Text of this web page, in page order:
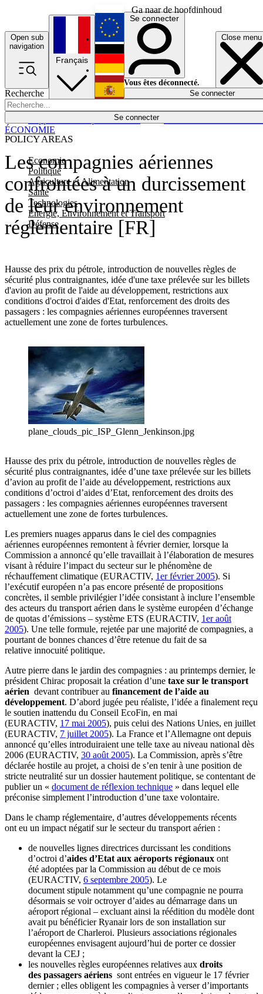
Ga naar de hoofdinhoud
Open sub
navigation
Close menu
Recherche
Se connecter
POLICY AREAS
Economie
Politique
Agriculture et Alimentation
Santé
Technologies
Energie, Environnement et Transport
Défense
Économie
Français
English
Deutsch
Español
Se connecter
Vous êtes déconnecté.
Se connecter
Les compagnies aériennes
confrontées à un durcissement
de leur environnement
réglementaire [FR]
Hausse des prix du pétrole, introduction de nouvelles règles de
sécurité plus contraignantes, idée d'une taxe prélevée sur les billets
d'avion au profit de l'aide au développement, restrictions aux
conditions d'octroi d'aides d'Etat, renforcement des droits des
passagers : les compagnies aériennes européennes traversent
actuellement une zone de fortes turbulences.
ÉCONOMIE
plane_clouds_pic_ISP_Glenn_Jenkinson.jpg
Hausse des prix du pétrole, introduction de nouvelles règles de
sécurité plus contraignantes, idée d’une taxe prélevée sur les billets
d’avion au profit de l’aide au développement, restrictions aux
conditions d’octroi d’aides d’Etat, renforcement des droits des
passagers : les compagnies aériennes européennes traversent
actuellement une zone de fortes turbulences.
Les premiers nuages apparus dans le ciel des compagnies
aériennes européennes remontent à février dernier, lorsque la
Commission a annoncé qu’elle travaillait à l’élaboration de mesures
visant à réduire l’impact du secteur sur le phénomène de
réchauffement climatique (EURACTIV, 1er février 2005). Si
l’exécutif européen n’a pas encore présenté de propositions
concrètes, il semble privilégier l’idée consistant à inclure l’ensemble
des acteurs du transport aérien dans le système européen d’échange
de quotas d’émissions – système ETS (EURACTIV, 1er août
2005). Une telle formule, rejetée par une majorité de compagnies, a
pourtant de bonnes chances d’être retenue du fait de sa
relative innocuité politique.
Autre pierre dans le jardin des compagnies : au printemps dernier, le
président Chirac proposait la création d’une taxe sur le transport
aérien devant contribuer au financement de l’aide au
développement. D’abord jugée peu réaliste, l’idée a finalement reçu
le soutien inattendu du Conseil EcoFin, en mai
(EURACTIV, 17 mai 2005), puis celui des Nations Unies, en juillet
(EURACTIV, 7 juillet 2005). La France et l’Allemagne ont depuis
annoncé qu’elles introduiraient une telle taxe au niveau national dès
2006 (EURACTIV, 30 août 2005). La Commission, après s’être
déclarée hostile au projet, a choisi de s’en tenir à une position de
stricte neutralité sur un dossier hautement politique, se contentant de
publier un « document de réflexion technique » dans lequel elle
préconise simplement l’introduction d’une taxe volontaire.
Dans le champ réglementaire, d’autres développements récents
ont eu un impact négatif sur le secteur du transport aérien :
de nouvelles lignes directrices durcissant les conditions
d’octroi d’aides d’Etat aux aéroports régionaux ont
été adoptées par la Commission au début de ce mois
(EURACTIV, 6 septembre 2005). Le
document stipule notamment qu’une compagnie ne pourra
désormais se voir octroyer d’aides au démarrage dans un
aéroport régional – excluant ainsi la réédition du modèle dont
avait pu bénéficier Ryanair lors de son installation sur
l’aéroport de Charleroi. Plusieurs associations régionales
européennes envisagent aujourd’hui de porter ce dossier
devant la CEJ ;
les nouvelles règles européennes relatives aux droits
des passagers aériens sont entrées en vigueur le 17 février
dernier ; elles obligent les compagnies à verser d’importants